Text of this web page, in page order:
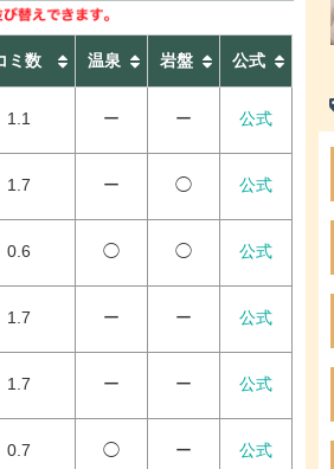
ミ数 温泉 岩盤 公式
1.1 ー ー 公式
1.7 ー ◯ 公式
0.6 ◯ ◯ 公式
1.7 ー ー 公式
1.7 ー ー 公式
0.7 ◯ ー 公式